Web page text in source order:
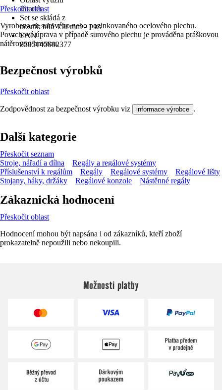
Interiér
Set se skládá z
nosník bílá 450 mm - 1 ks
EAN
8595145602377
Přeskočit oblast
Vyrobena ze surového nebo pozinkovaného ocelového plechu.
Povrchová úprava v případě surového plechu je prováděna práškovou
nátěrovou hmotou.
Bezpečnost výrobků
Přeskočit oblast
Zodpovědnost za bezpečnost výrobku viz informace výrobce .
Další kategorie
Přeskočit seznam
Stroje, nářadí a dílna
Regály a regálové systémy
Příslušenství k regálům
Regály Regálové systémy
Regálové lišty
Stojany, háky, držáky
Regálové konzole Nástěnné regály
Zákaznická hodnocení
Přeskočit oblast
Hodnocení mohou být napsána i od zákazníků, kteří zboží
prokazatelně nepoužili nebo nekoupili.
Možnosti platby